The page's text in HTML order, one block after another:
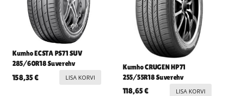
Kumho ECSTA PS71 SUV
285/60R18 Suverehv
158,35€ LISA KORVI
Kumho CRUGEN HP71
255/55R18 Suverehv
118,65€ LISA KORVI